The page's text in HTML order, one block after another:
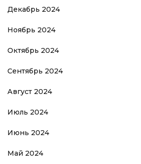
Декабрь 2024
Ноябрь 2024
Октябрь 2024
Сентябрь 2024
Август 2024
Июль 2024
Июнь 2024
Май 2024